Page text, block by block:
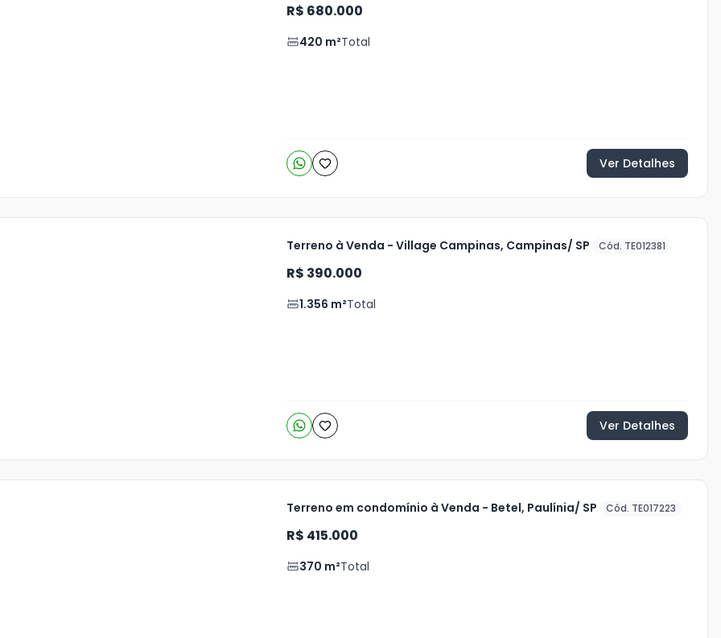
R$ 680.000
420 m²Total
Ver Detalhes
Terreno à Venda - Village Campinas, Campinas/ SP Cód. TE012381
R$ 390.000
1.356 m²Total
Ver Detalhes
Terreno em condomínio à Venda - Betel, Paulínia/ SP Cód. TE017223
R$ 415.000
370 m²Total